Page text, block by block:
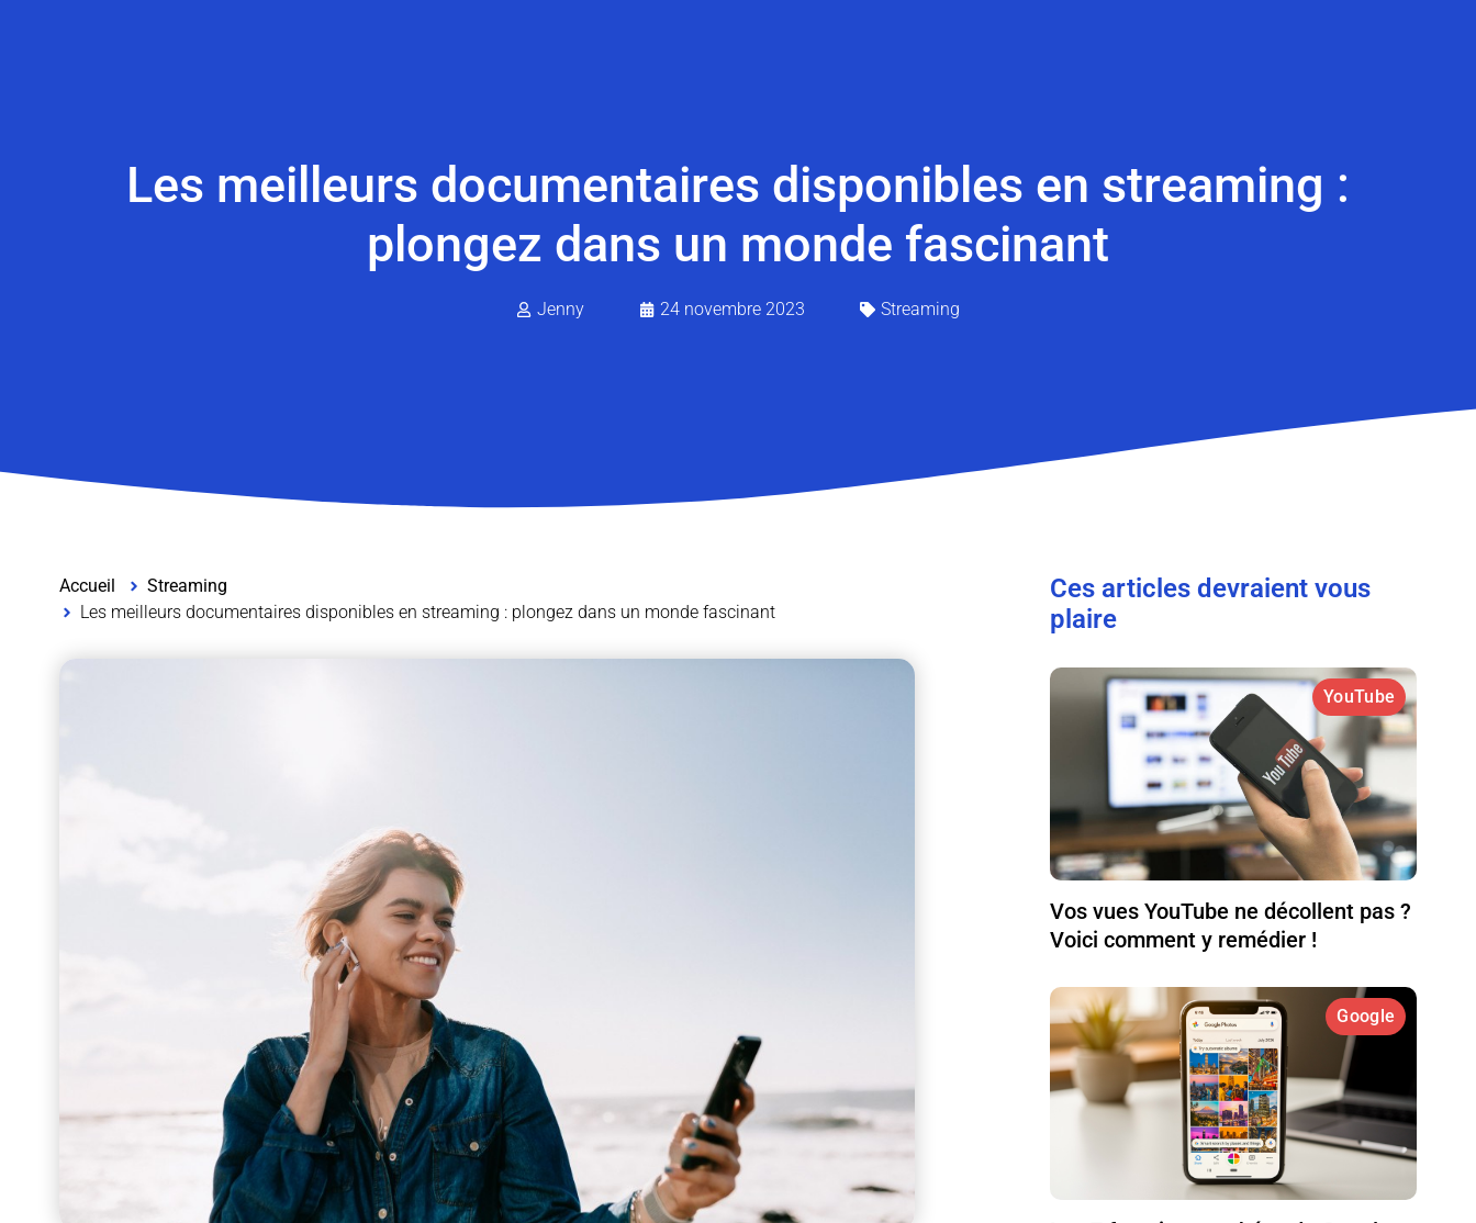
Les meilleurs documentaires disponibles en streaming :
plongez dans un monde fascinant
Jenny 24 novembre 2023 Streaming
Accueil
Streaming
Les meilleurs documentaires disponibles en streaming : plongez dans un monde fascinant
Ces articles devraient vous
plaire
YouTube
Vos vues YouTube ne décollent pas ?
Voici comment y remédier !
Google